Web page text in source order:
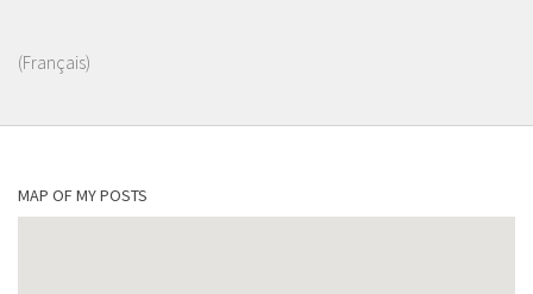
(Français)
MAP OF MY POSTS